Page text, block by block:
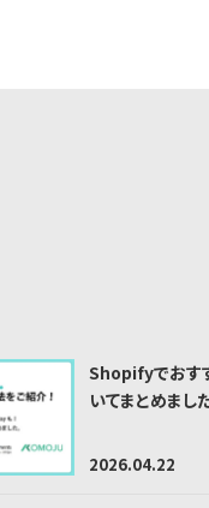
Shopifyでおす
いてまとめました
2026.04.22